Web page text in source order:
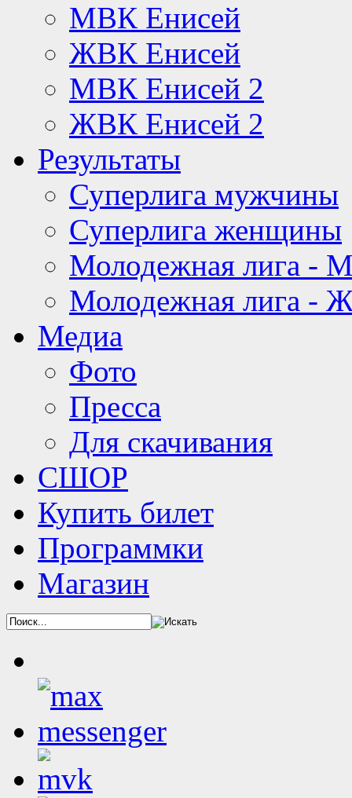
МВК Енисей
ЖВК Енисей
МВК Енисей 2
ЖВК Енисей 2
Результаты
Суперлига мужчины
Суперлига женщины
Молодежная лига -
Молодежная лига -
Медиа
Фото
Пресса
Для скачивания
СШОР
Купить билет
Программки
Магазин